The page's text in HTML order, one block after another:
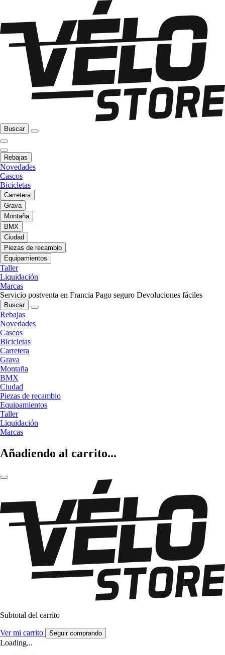
Buscar
Rebajas
Novedades
Cascos
Bicicletas
Carretera
Grava
Montaña
BMX
Ciudad
Piezas de recambio
Equipamientos
Taller
Liquidación
Marcas
Servicio postventa en Francia Pago seguro Devoluciones fáciles
Buscar
Rebajas
Novedades
Cascos
Bicicletas
Carretera
Grava
Montaña
BMX
Ciudad
Piezas de recambio
Equipamientos
Taller
Liquidación
Marcas
Añadiendo al carrito...
Subtotal del carrito
Ver mi carrito Seguir comprando
Loading...